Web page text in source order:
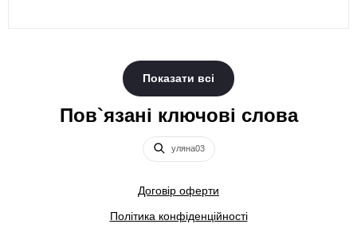
Показати всі
Пов`язані ключові слова
уляна03
Договір оферти
Політика конфіденційності